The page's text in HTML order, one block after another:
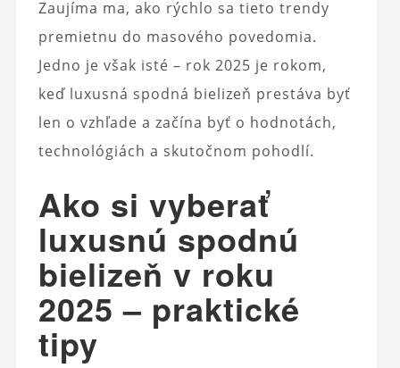
Zaujíma ma, ako rýchlo sa tieto trendy
premietnu do masového povedomia.
Jedno je však isté – rok 2025 je rokom,
keď luxusná spodná bielizeň prestáva byť
len o vzhľade a začína byť o hodnotách,
technológiách a skutočnom pohodlí.
Ako si vyberať
luxusnú spodnú
bielizeň v roku
2025 – praktické
tipy